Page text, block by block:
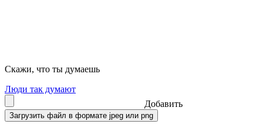
Скажи, что ты думаешь
Люди так думают
Добавить